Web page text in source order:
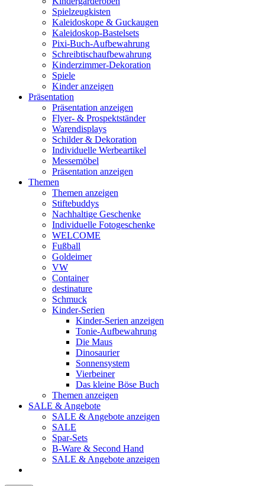
Spielzeugkisten
Kaleidoskope & Guckaugen
Kaleidoskop-Bastelsets
Pixi-Buch-Aufbewahrung
Schreibtischaufbewahrung
Kinderzimmer-Dekoration
Spiele
Kinder anzeigen
Präsentation
Präsentation anzeigen
Flyer- & Prospektständer
Warendisplays
Schilder & Dekoration
Individuelle Werbeartikel
Messemöbel
Präsentation anzeigen
Themen
Themen anzeigen
Stiftebuddys
Nachhaltige Geschenke
Individuelle Fotogeschenke
WELCOME
Fußball
Goldeimer
VW
Container
destinature
Schmuck
Kinder-Serien
Kinder-Serien anzeigen
Tonie-Aufbewahrung
Die Maus
Dinosaurier
Sonnensystem
Vierbeiner
Das kleine Böse Buch
Themen anzeigen
SALE & Angebote
SALE & Angebote anzeigen
SALE
Spar-Sets
B-Ware & Second Hand
SALE & Angebote anzeigen